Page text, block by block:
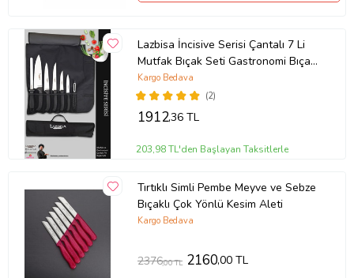
Lazbisa İncisive Serisi Çantalı 7 Li
Mutfak Bıçak Seti Gastronomi Bıçak
Seti 7 Li ( Mft-690)
(2)
Kargo Bedava
1912,36 TL
203,98 TL'den Başlayan Taksitlerle
Tırtıklı Simli Pembe Meyve ve Sebze
Bıçaklı Çok Yönlü Kesim Aleti
Kargo Bedava
2376,00 TL 2160,00 TL